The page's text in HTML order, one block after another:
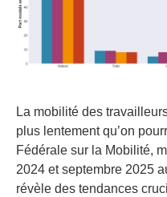
La mobilité des
plus lentement qu’on
Fédérale sur la Mobilité,
2024 et septembre 2025
révèle des tendances